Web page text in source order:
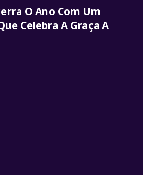
O Ano Com Um
Celebra A Graça A